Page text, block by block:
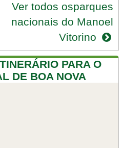
Ver todos osparques
nacionais do Manoel
Vitorino
PARA O
DE BOA NOVA